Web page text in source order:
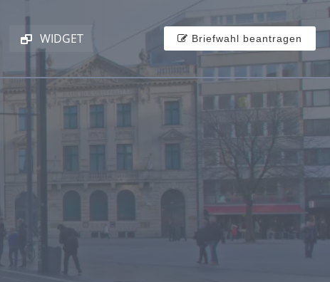
WIDGET Briefwahl beantragen